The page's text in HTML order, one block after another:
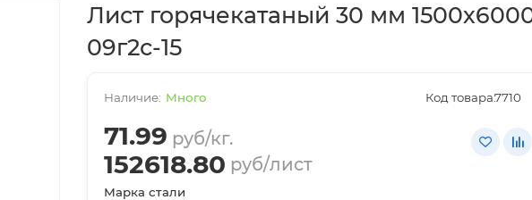
Лист горячекатаный 30 мм
09г2с-15
Много Код товара:7710
71.99 руб/кг.
152618.80 руб/лист
Марка стали